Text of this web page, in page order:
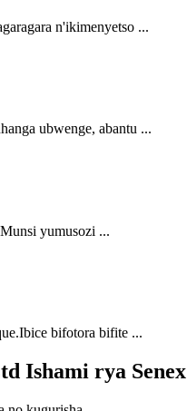
n'ikimenyetso ...
ubwenge, abantu ...
yumusozi ...
bifotora bifite ...
Ishami rya Senex